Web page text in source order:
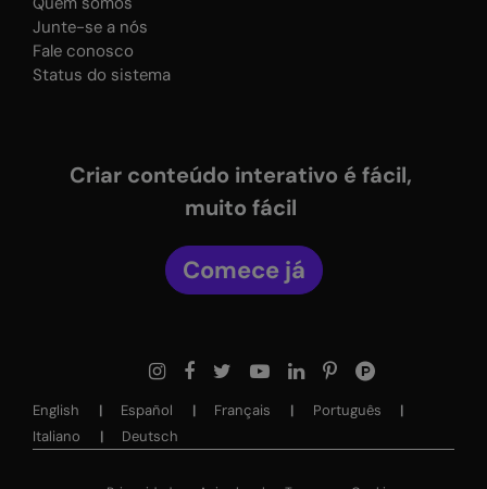
Junte-se a nós
Fale conosco
Status do sistema
Criar conteúdo interativo é fácil,
muito fácil
Comece já
English Español Français
Português
Italiano
Deutsch